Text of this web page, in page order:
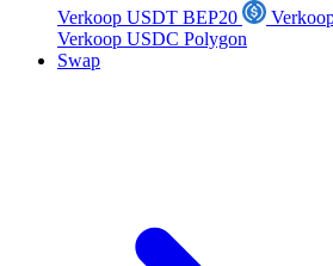
Verkoop USDT BEP20
Verkoop USDC Polygon
Swap